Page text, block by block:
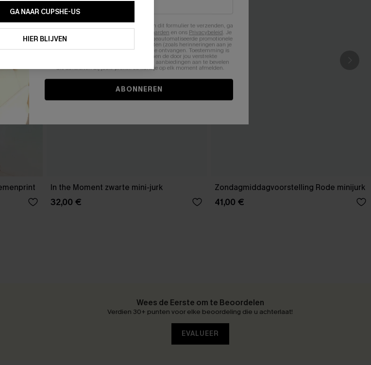
In the Moment zwarte mini-jurk
32,00 €
Zondagmiddagvoorstelling Rode minijurk
41,00 €
Wees de Eerste om te Beoordelen
Verdien 30+ punten voor elke beoordeling die u achterlaat!
EVALUEER
GA NAAR CUPSHE-US
HIER BLIJVEN
Door je contactgegevens in te vullen en dit formulier te verzenden, ga
Algemene Voorwaarden en ons Privacybeleid. Je
stemt er tevens mee in om herhaalde geautomatiseerde promotionele
en gepersonaliseerde marketingberichten (zoals herinneringen aan je
winkelwagen) en e-mails van Cupshe te ontvangen. Toestemming is
niet vereist voor een aankoop. We kunnen de door jou verstrekte
informatie gebruiken om producten en aanbiedingen aan te bevelen
die aansluiten bij jouw profiel. Je kunt je op elk moment afmelden.
ABONNEREN